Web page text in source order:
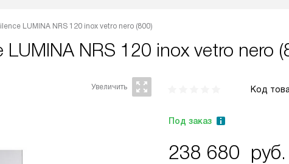
LUMINA NRS 120 inox vetro nero (800)
LUMINA NRS 120 inox vetro nero
Код
Под заказ
238 680 руб.